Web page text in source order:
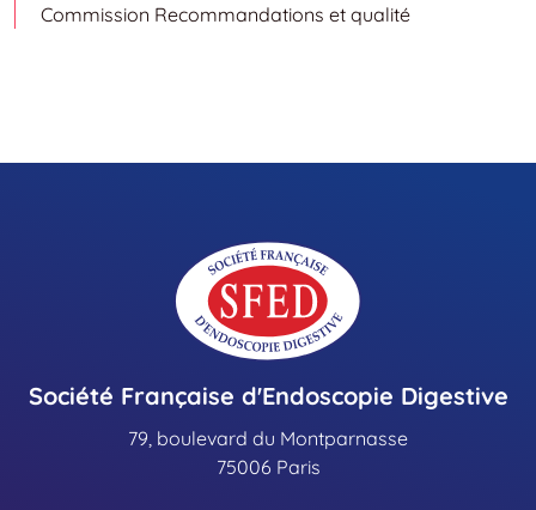
Commission Recommandations et qualité
Société Française d'Endoscopie Digestive
79, boulevard du Montparnasse
75006 Paris